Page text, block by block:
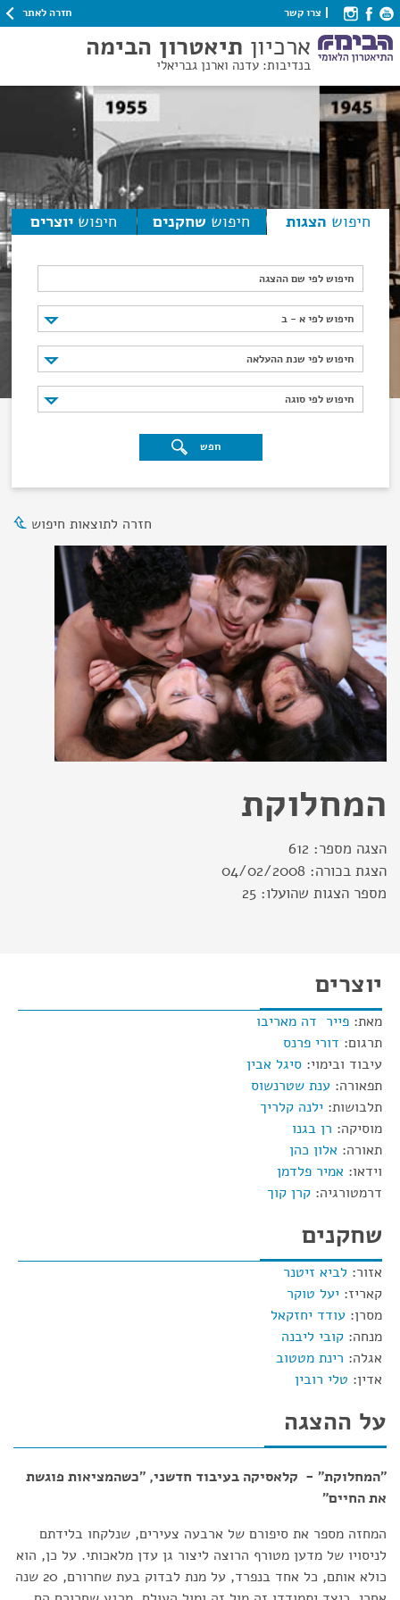
צרו קשר חזרה לאתר
ארכיון תיאטרון הבימה
בנדיבות: עדנה וארנן גבריאלי
חיפוש הצגות חיפוש שחקנים חיפוש יוצרים
חיפוש לפי שם ההצגה
חיפוש לפי א - ב
חיפוש לפי א - ב
חיפוש לפי שנת ההעלאה
חיפוש לפי שנת ההעלאה
חיפוש לפי סוגה
חיפוש לפי סוגה
חפש
חזרה לתוצאות חיפוש
המחלוקת
הצגה מספר: 612
הצגת בכורה: 04/02/2008
מספר הצגות שהועלו: 25
יוצרים
מאת: פייר דה מאריבו
תרגום: דורי פרנס
עיבוד ובימוי: סיגל אבין
תפאורה: ענת שטרנשוס
תלבושות: ילנה קלריך
מוסיקה: רן בגנו
תאורה: אלון כהן
וידאו: אמיר פלדמן
דרמטורגיה: קרן קוך
שחקנים
אזור: לביא זיטנר
קאריז: יעל טוקר
מסרן: עודד יחזקאל
מנחה: קובי ליבנה
אגלה: רינת מטטוב
אדין: טלי רובין
על ההצגה
"המחלוקת" - קלאסיקה בעיבוד חדשני, "כשהמציאות פוגשת
את החיים"
המחזה מספר את סיפורם של ארבעה צעירים, שנלקחו בלידתם
לניסויו של מדען מטורף הרוצה ליצור גן עדן מלאכותי. על כן, הוא
כולא אותם, כל אחד בנפרד, על מנת לבדוק בעת שחרורם, 20 שנה